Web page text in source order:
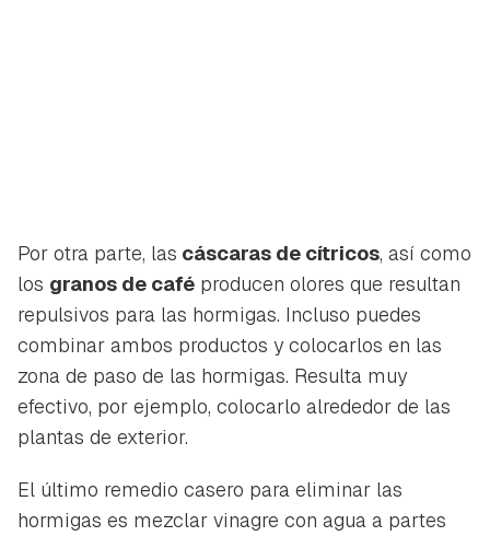
Por otra parte, las cáscaras de cítricos, así como
los granos de café producen olores que resultan
repulsivos para las hormigas. Incluso puedes
combinar ambos productos y colocarlos en las
zona de paso de las hormigas. Resulta muy
efectivo, por ejemplo, colocarlo alrededor de las
plantas de exterior.
El último remedio casero para eliminar las
hormigas es mezclar vinagre con agua a partes